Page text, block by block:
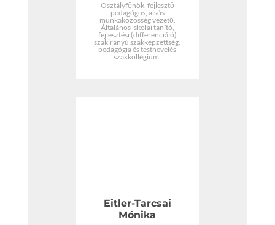
Osztályfőnök, fejlesztő
pedagógus, alsós
munkaközösség vezető.
Általános iskolai tanító,
fejlesztési (differenciáló)
szakirányú szakképzettség,
pedagógia és testnevelés
szakkollégium.
Eitler-Tarcsai
Mónika